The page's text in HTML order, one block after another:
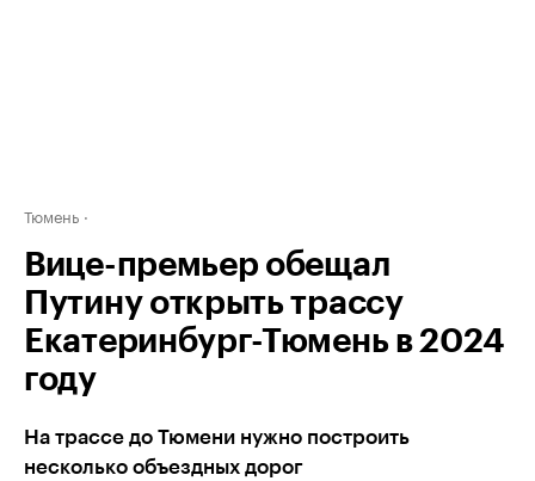
Тюмень
Вице-премьер обещал
Путину открыть трассу
Екатеринбург-Тюмень в 2024
году
На трассе до Тюмени нужно построить
несколько объездных дорог